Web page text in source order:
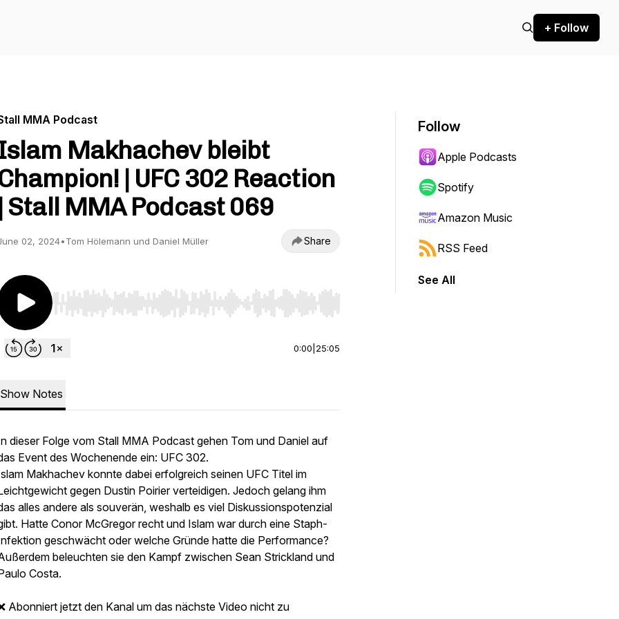
+ Follow
MMA Podcast
Makhachev bleibt
| UFC 302 Reaction
| Stall MMA Podcast 069
02, 2024•Tom Hölemann und Daniel Müller Share
Use Left/Right to seek, Home/End to jump to start or end. Hold shift to jump forward or backward.
0:00 25:05
Show Notes
dieser Folge vom Stall MMA Podcast gehen Tom und Daniel auf
Event des Wochenende ein: UFC 302.
Makhachev konnte dabei erfolgreich seinen UFC Titel im
gegen Dustin Poirier verteidigen. Jedoch gelang ihm
alles andere als souverän, weshalb es viel Diskussionspotenzial
Hatte Conor McGregor recht und Islam war durch eine Staph-
geschwächt oder welche Gründe hatte die Performance?
beleuchten sie den Kampf zwischen Sean Strickland und
Costa.
Abonniert jetzt den Kanal um das nächste Video nicht zu
Follow
Apple Podcasts
Spotify
Amazon Music
RSS Feed
See All